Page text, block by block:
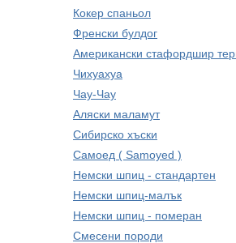
Кокер спаньол
Френски булдог
Американски стафордшир
Чихуахуа
Чау-Чау
Аляски маламут
Сибирско хъски
Самоед ( Samoyed )
Немски шпиц - стандартен
Немски шпиц-малък
Немски шпиц - померан
Смесени породи